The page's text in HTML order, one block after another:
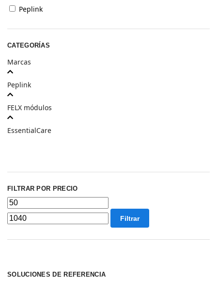
Peplink
CATEGORÍAS
Marcas
Peplink
FELX módulos
EssentialCare
FILTRAR POR PRECIO
Filtrar
SOLUCIONES DE REFERENCIA